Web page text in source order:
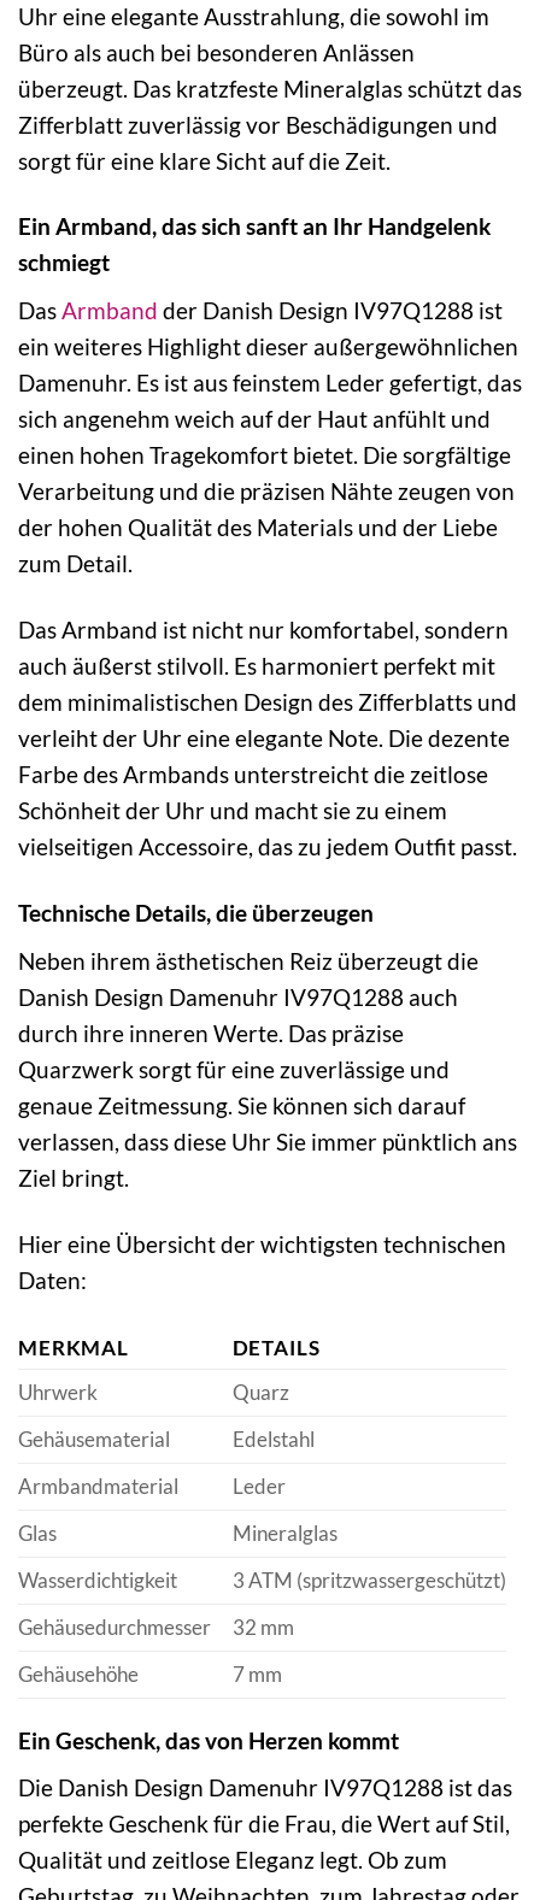
Uhr eine elegante Ausstrahlung, die sowohl im
Büro als auch bei besonderen Anlässen
überzeugt. Das kratzfeste Mineralglas schützt das
Zifferblatt zuverlässig vor Beschädigungen und
sorgt für eine klare Sicht auf die Zeit.
Ein Armband, das sich sanft an Ihr Handgelenk
schmiegt
DasArmband der Danish Design IV97Q1288 ist
ein weiteres Highlight dieser außergewöhnlichen
Damenuhr. Es ist aus feinstem Leder gefertigt, das
sich angenehm weich auf der Haut anfühlt und
einen hohen Tragekomfort bietet. Die sorgfältige
Verarbeitung und die präzisen Nähte zeugen von
der hohen Qualität des Materials und der Liebe
zum Detail.
Das Armband ist nicht nur komfortabel, sondern
auch äußerst stilvoll. Es harmoniert perfekt mit
dem minimalistischen Design des Zifferblatts und
verleiht der Uhr eine elegante Note. Die dezente
Farbe des Armbands unterstreicht die zeitlose
Schönheit der Uhr und macht sie zu einem
vielseitigen Accessoire, das zu jedem Outfit passt.
Technische Details, die überzeugen
Neben ihrem ästhetischen Reiz überzeugt die
Danish Design Damenuhr IV97Q1288 auch
durch ihre inneren Werte. Das präzise
Quarzwerk sorgt für eine zuverlässige und
genaue Zeitmessung. Sie können sich darauf
verlassen, dass diese Uhr Sie immer pünktlich ans
Ziel bringt.
Hier eine Übersicht der wichtigsten technischen
Daten:
MERKMAL
DETAILS
Uhrwerk
Quarz
Gehäusematerial
Edelstahl
Armbandmaterial
Leder
Glas
Mineralglas
Wasserdichtigkeit
3 ATM (spritzwassergeschützt)
Gehäusedurchmesser
32 mm
Gehäusehöhe
7 mm
Ein Geschenk, das von Herzen kommt
Die Danish Design Damenuhr IV97Q1288 ist das
perfekte Geschenk für die Frau, die Wert auf Stil,
Qualität und zeitlose Eleganz legt. Ob zum